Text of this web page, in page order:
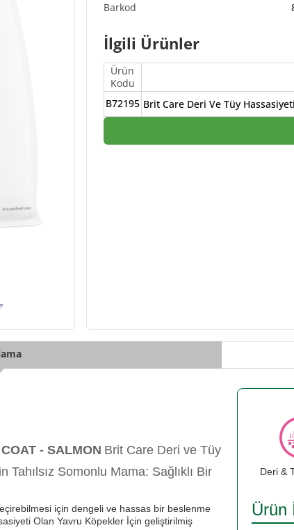
İlgili Ürünler
Ürün
Kodu
B72195 Brit Care Deri Ve Tüy
- SALMON Brit Care Deri ve Tüy
Somonlu Mama: Sağlıklı Bir
için dengeli ve hassas bir beslenme
Olan Yavru Köpekler İçin geliştirilmiş
Deri &
Ürün